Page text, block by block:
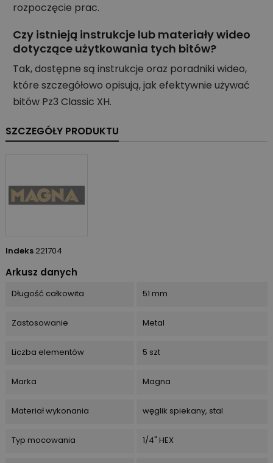
rozpoczęcie prac.
Czy istnieją instrukcje lub materiały wideo
dotyczące użytkowania tych bitów?
Tak, dostępne są instrukcje oraz poradniki wideo,
które szczegółowo opisują, jak efektywnie używać
bitów Pz3 Classic XH.
SZCZEGÓŁY PRODUKTU
Indeks 221704
Arkusz danych
Długość całkowita 51 mm
Zastosowanie Metal
Liczba elementów 5 szt
Marka Magna
Materiał wykonania węglik spiekany, stal
Typ mocowania 1/4" HEX